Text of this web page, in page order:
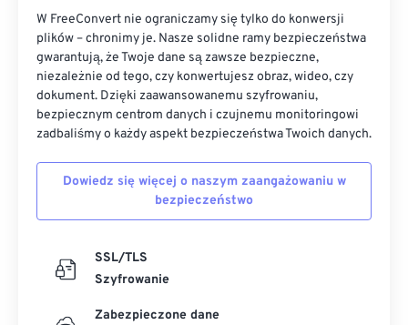
W FreeConvert nie ograniczamy się tylko do konwersji
plików – chronimy je. Nasze solidne ramy bezpieczeństwa
gwarantują, że Twoje dane są zawsze bezpieczne,
niezależnie od tego, czy konwertujesz obraz, wideo, czy
dokument. Dzięki zaawansowanemu szyfrowaniu,
bezpiecznym centrom danych i czujnemu monitoringowi
zadbaliśmy o każdy aspekt bezpieczeństwa Twoich danych.
Dowiedz się więcej o naszym zaangażowaniu w
bezpieczeństwo
SSL/TLS
Szyfrowanie
Zabezpieczone dane